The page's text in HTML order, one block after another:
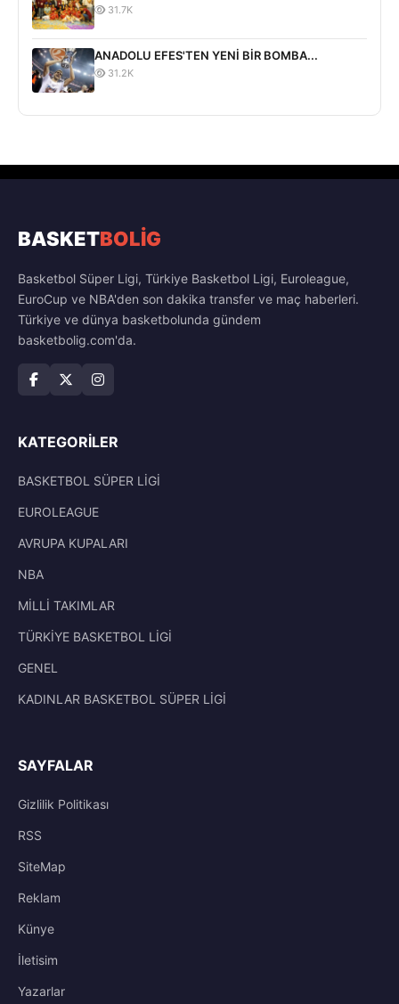
31.7K
ANADOLU EFES'TEN YENİ BİR BOMBA...
31.2K
BASKETBOLİG
Basketbol Süper Ligi, Türkiye Basketbol Ligi, Euroleague,
EuroCup ve NBA'den son dakika transfer ve maç haberleri.
Türkiye ve dünya basketbolunda gündem
basketbolig.com'da.
KATEGORILER
BASKETBOL SÜPER LİGİ
EUROLEAGUE
AVRUPA KUPALARI
NBA
MİLLİ TAKIMLAR
TÜRKİYE BASKETBOL LİGİ
GENEL
KADINLAR BASKETBOL SÜPER LİGİ
SAYFALAR
Gizlilik Politikası
RSS
SiteMap
Reklam
Künye
İletisim
Yazarlar